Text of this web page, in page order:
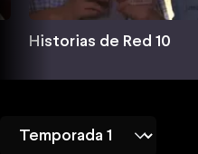
Historias de Red 10